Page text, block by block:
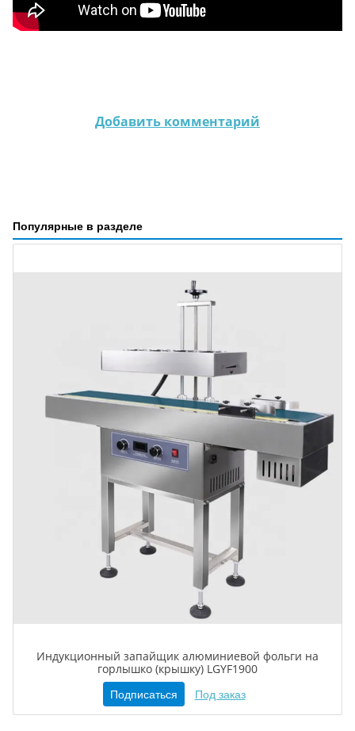
Добавить комментарий
Популярные в разделе
Индукционный запайщик алюминиевой фольги на
горлышко (крышку) LGYF1900
Подписаться Под заказ